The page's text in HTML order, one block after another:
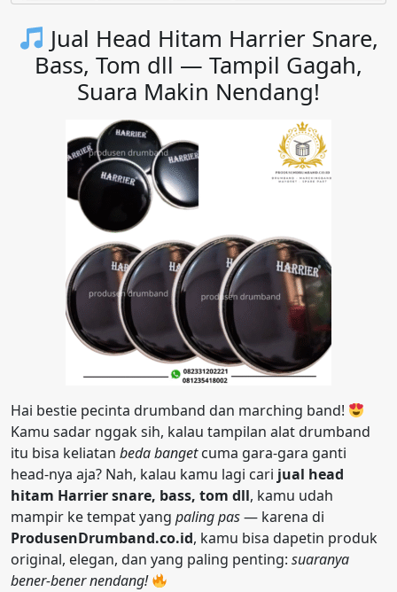
Jual Head Hitam Harrier Snare,
Bass, Tom dll — Tampil Gagah,
Suara Makin Nendang!
Hai bestie pecinta drumband dan marching band!
Kamu sadar nggak sih, kalau tampilan alat drumband
itu bisa keliatan beda bangetcuma gara-gara ganti
head-nya aja? Nah, kalau kamu lagi cari jual head
hitam Harrier snare, bass, tom dll, kamu udah
mampir ke tempat yang paling pas— karena di
ProdusenDrumband.co.id, kamu bisa dapetin produk
original, elegan, dan yang paling penting: suaranya
bener-bener nendang!